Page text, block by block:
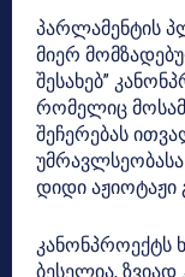
პარლამენტის
მიერ
შესახებ”
რომელიც
შეჩერებას
დიდი აჟიოტაჟი
კანონპროექტს
ბესელია, ზვიად